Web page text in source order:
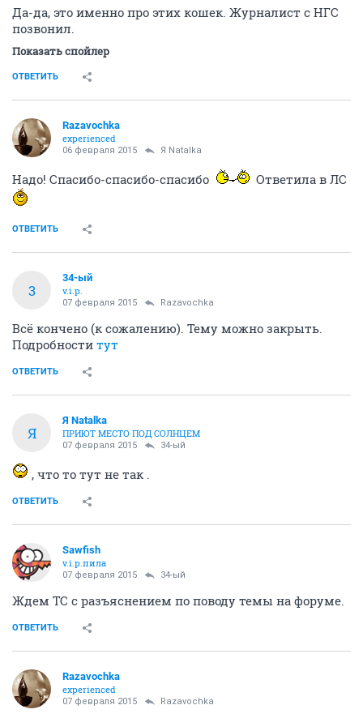
Да-да, это именно про этих кошек. Журналист с НГС
позвонил.
Показать спойлер
ОТВЕТИТЬ
Razavochka
experienced
06 февраля 2015 Я Natalka
Надо! Спасибо-спасибо-спасибо Ответила в ЛС
ОТВЕТИТЬ
3
34-ый
v.i.p.
07 февраля 2015 Razavochka
Всё кончено (к сожалению). Тему можно закрыть.
Подробности тут
ОТВЕТИТЬ
Я
Я Natalka
ПРИЮТ МЕСТО ПОД СОЛНЦЕМ
07 февраля 2015 34-ый
, что то тут не так .
ОТВЕТИТЬ
Sawfish
v.i.p.пила
07 февраля 2015 34-ый
Ждем ТС с разъяснением по поводу темы на форуме.
ОТВЕТИТЬ
Razavochka
experienced
07 февраля 2015 Razavochka